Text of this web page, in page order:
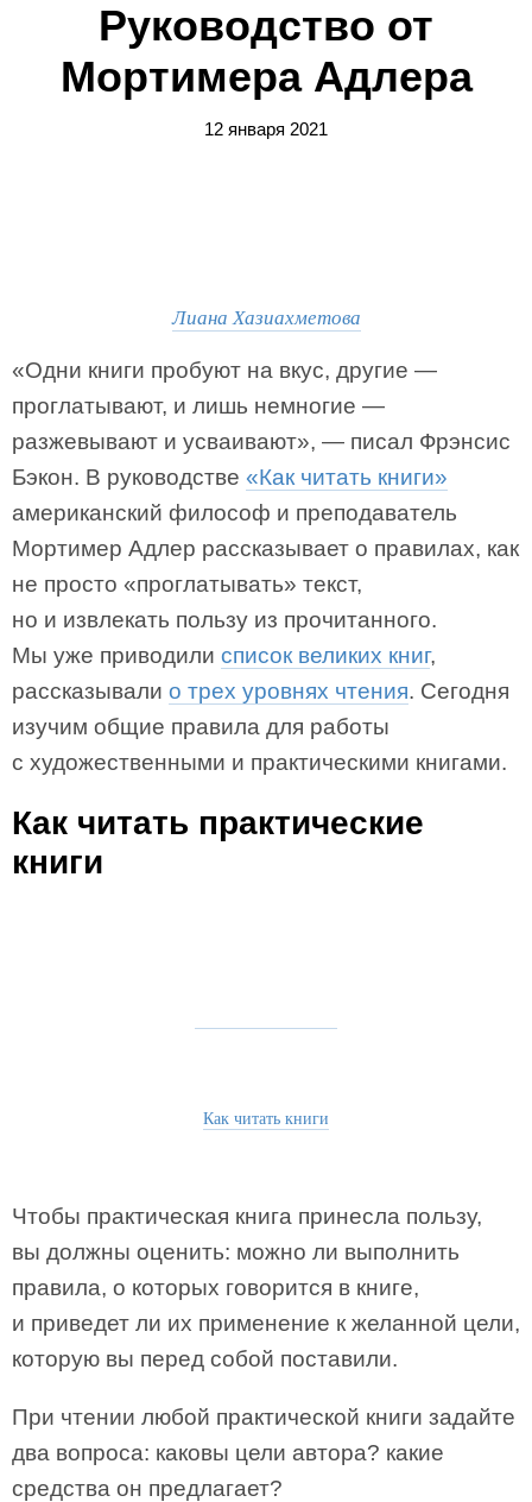
Руководство от
Мортимера Адлера
12 января 2021
Лиана Хазиахметова
«Одни книги пробуют на вкус, другие —
проглатывают, и лишь немногие —
разжевывают и усваивают», — писал Фрэнсис
Бэкон. В руководстве «Как читать книги»
американский философ и преподаватель
Мортимер Адлер рассказывает о правилах, как
не просто «проглатывать» текст,
но и извлекать пользу из прочитанного.
Мы уже приводили список великих книг,
рассказывали о трех уровнях чтения. Сегодня
изучим общие правила для работы
с художественными и практическими книгами.
Как читать практические
книги
Как читать книги
Чтобы практическая книга принесла пользу,
вы должны оценить: можно ли выполнить
правила, о которых говорится в книге,
и приведет ли их применение к желанной цели,
которую вы перед собой поставили.
При чтении любой практической книги задайте
два вопроса: каковы цели автора? какие
средства он предлагает?